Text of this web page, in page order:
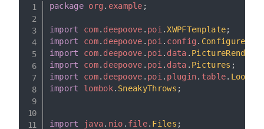
package org . example ;
import com. deepoove . poi .XWPFTemplate;
import
com. deepoove . poi . config . Configure
import
com. deepoove . poi . data .
import
com. deepoove . poi . data . Pictures ;
import
com. deepoove . poi . plugin. table.
import
lombok. SneakyThrows ;
import java. nio . file. Files ;